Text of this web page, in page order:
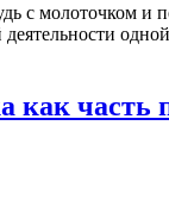
с молоточком
как часть